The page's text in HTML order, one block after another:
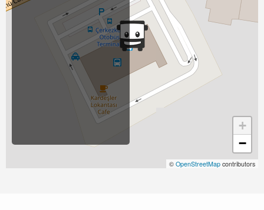
+
−
© OpenStreetMap contributors